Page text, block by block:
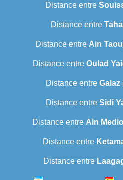
Distance entre
Distance entre
Distance entre Ain
Distance entre Oulad
Distance entre Galaz
Distance entre Sidi
Distance entre Ain
Distance entre
Distance entre